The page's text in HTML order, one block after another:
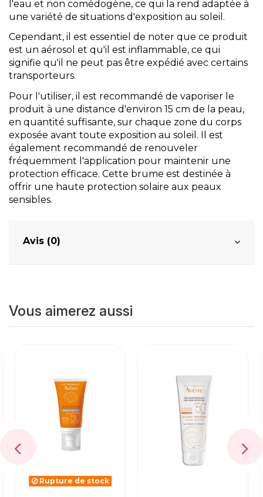
l'eau et non comédogène, ce qui la rend adaptée à
une variété de situations d'exposition au soleil.
Cependant, il est essentiel de noter que ce produit
est un aérosol et qu'il est inflammable, ce qui
signifie qu'il ne peut pas être expédié avec certains
transporteurs.
Pour l'utiliser, il est recommandé de vaporiser le
produit à une distance d'environ 15 cm de la peau,
en quantité suffisante, sur chaque zone du corps
exposée avant toute exposition au soleil. Il est
également recommandé de renouveler
fréquemment l'application pour maintenir une
protection efficace. Cette brume est destinée à
offrir une haute protection solaire aux peaux
sensibles.
Avis (0)
Vous aimerez aussi
Rupture de stock